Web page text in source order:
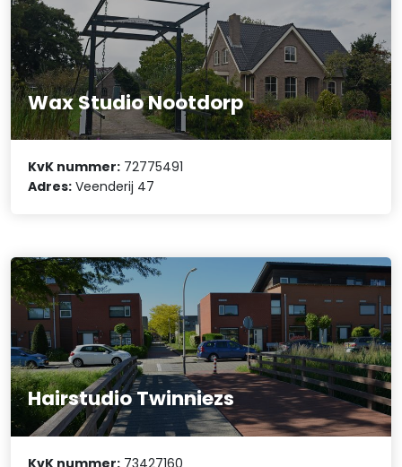
Wax Studio Nootdorp
KvK nummer: 72775491
Adres: Veenderij 47
Hairstudio Twinniezs
KvK nummer: 73427160